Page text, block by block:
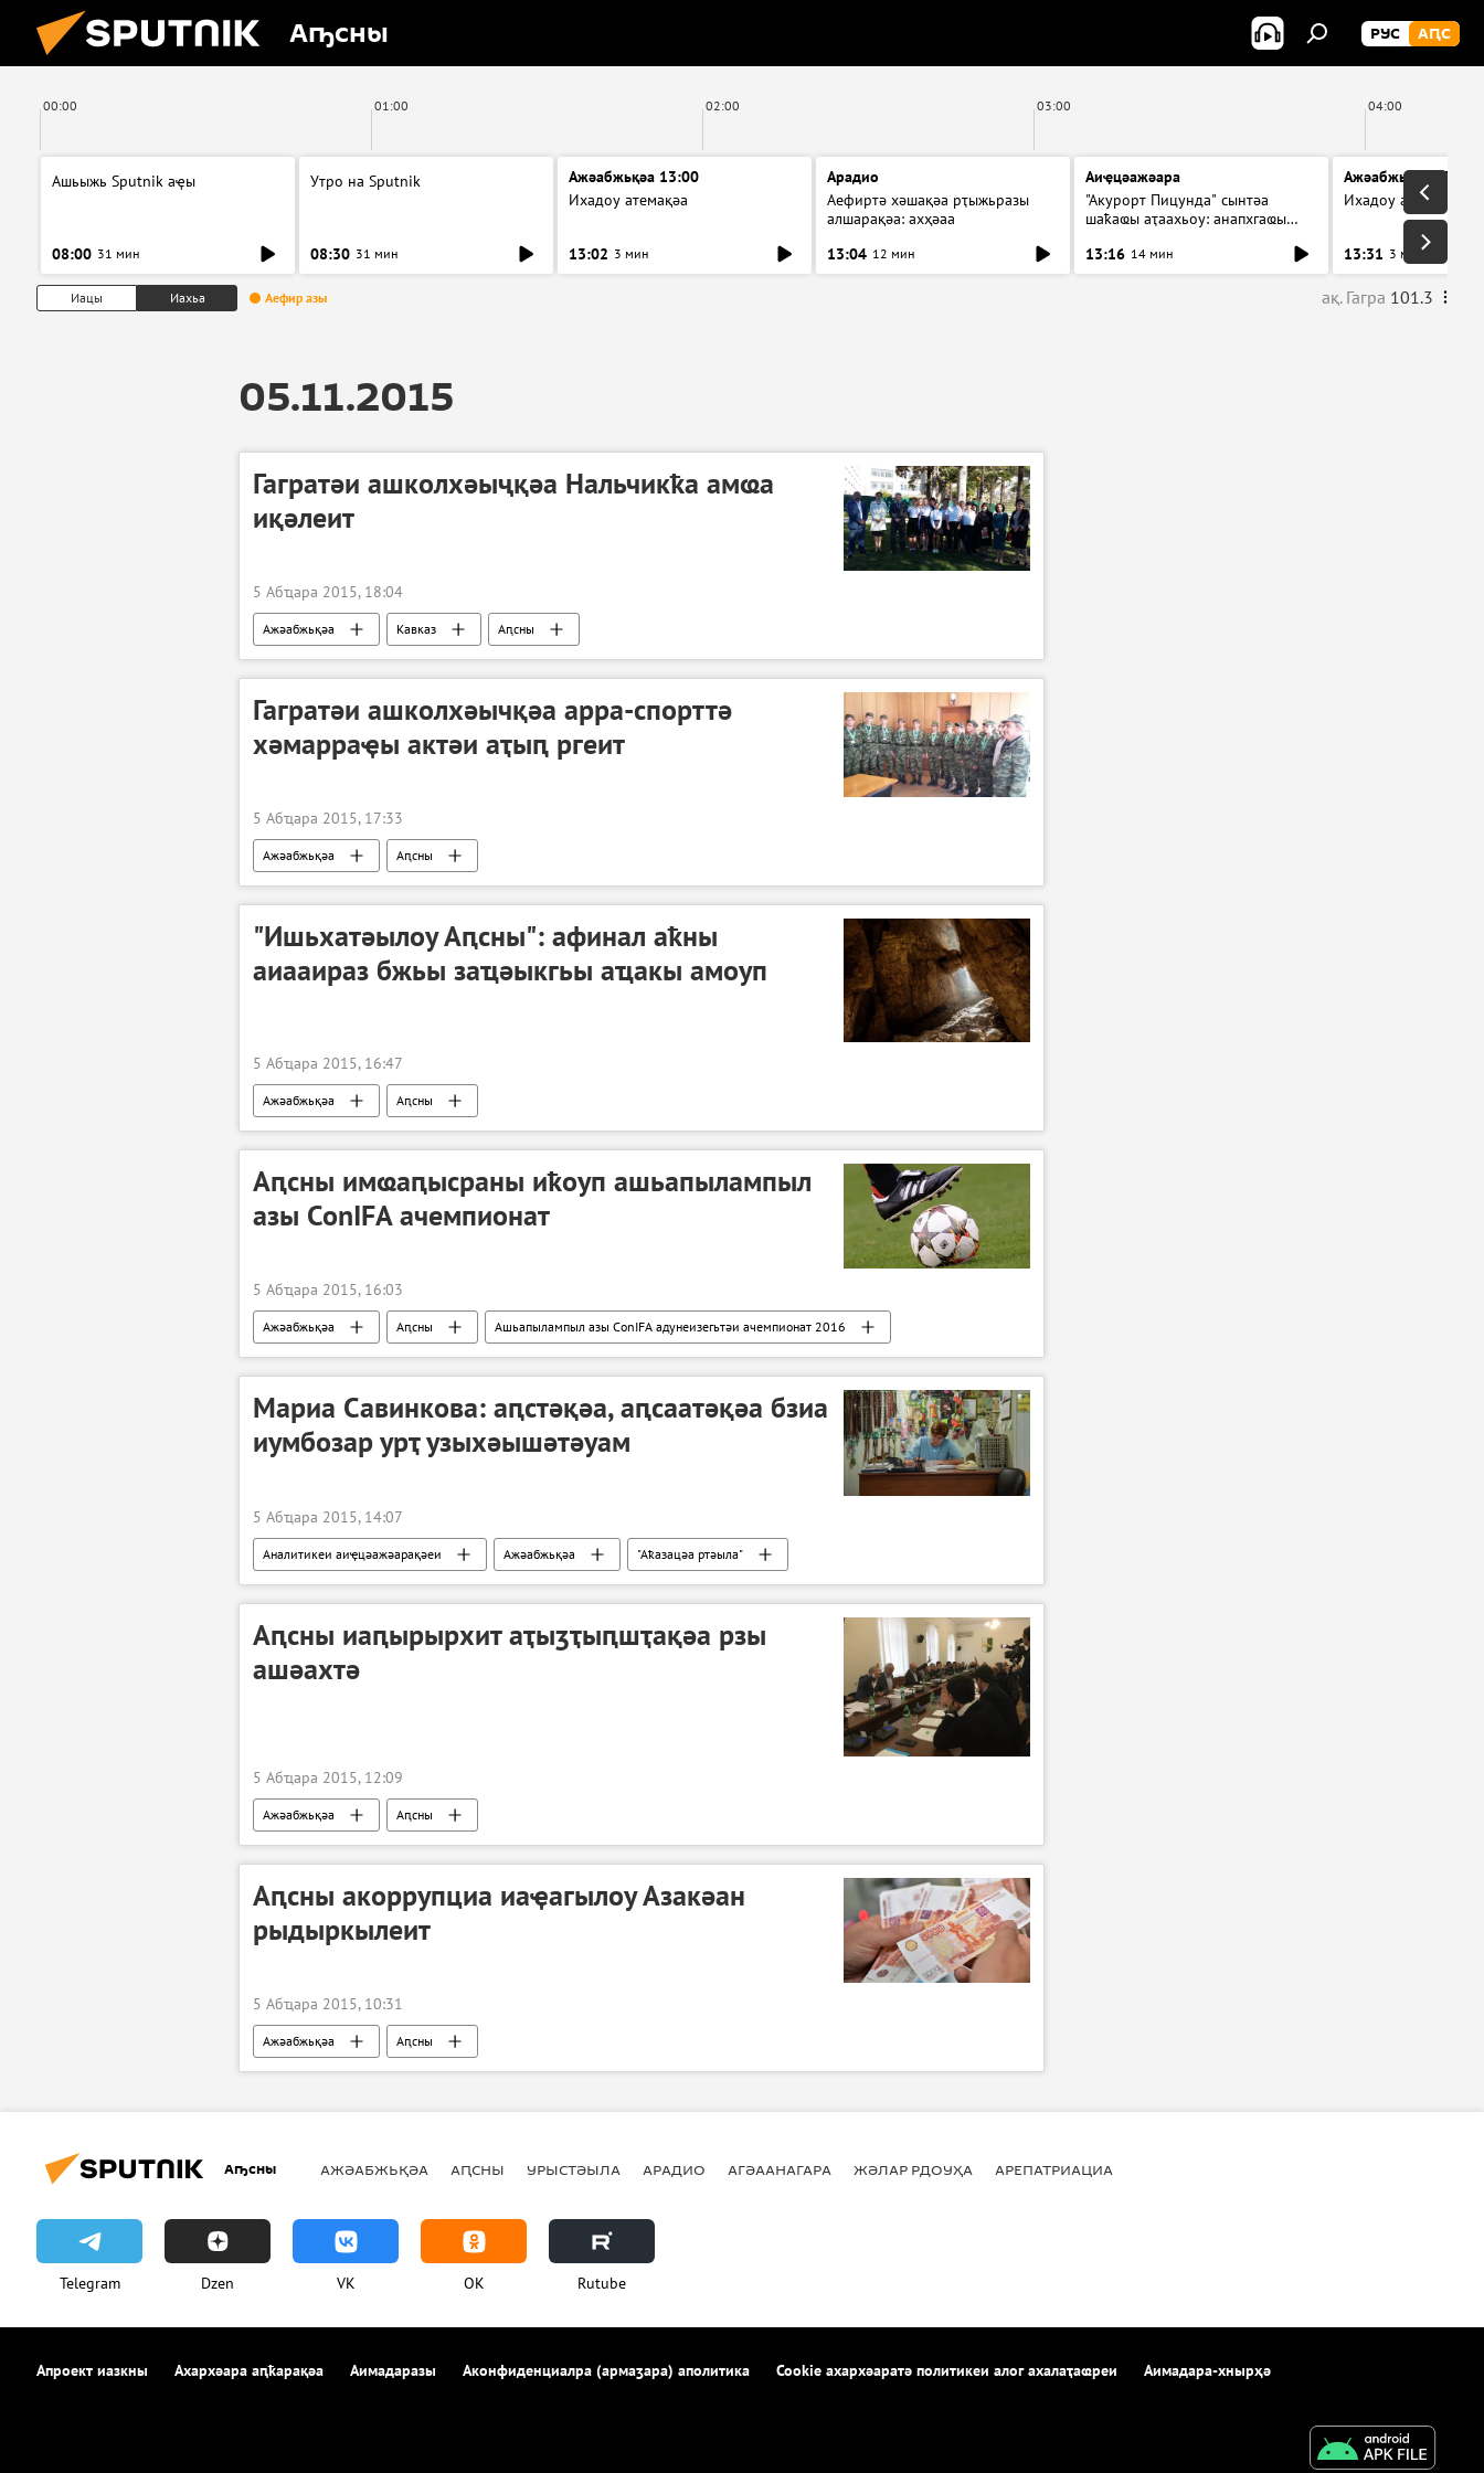
Аҧсны РУС АԤС
00:00 01:00 02:00 03:00 04:00
Ашьыжь Sputnik аҿы
08:00 31 мин
Утро на Sputnik
08:30 31 мин
Ажәабжьқәа 13:00
Ихадоу атемақәа
13:02 3 мин
Арадио
Аефиртә хәшақәа рҭыжьразы
алшарақәа: ахҳәаа
13:04 12 мин
Аиҿцәажәара
"Акурорт Пицунда" сынтәа
шаҟаҩы аҭаахьоу: анапхгаҩы
13:16 14 мин
Ажәабжьқәа 13:30
Ихадоу атемақәа
13:31 3 мин
Иацы Иахьа Аефир азы ақ. Гагра 101.3
05.11.2015
Гагратәи ашколхәыҷқәа Нальчикҟа амҩа
иқәлеит
5 Абҵара 2015, 18:04
Ажәабжьқәа Кавказ Аԥсны
Гагратәи ашколхәычқәа арра-спорттә
хәмарраҿы актәи аҭыԥ ргеит
5 Абҵара 2015, 17:33
Ажәабжьқәа Аԥсны
"Ишьхатәылоу Аԥсны": афинал аҟны
аиааираз бжьы заҵәыкгьы аҵакы амоуп
5 Абҵара 2015, 16:47
Ажәабжьқәа Аԥсны
Аԥсны имҩаԥысраны иҟоуп ашьапылампыл
азы ConIFA ачемпионат
5 Абҵара 2015, 16:03
Ажәабжьқәа Аԥсны Ашьапылампыл азы ConIFA адунеизегьтәи ачемпионат 2016
Мариа Савинкова: аԥстәқәа, аԥсаатәқәа бзиа
иумбозар урҭ узыхәышәтәуам
5 Абҵара 2015, 14:07
Аналитикеи аиҿцәажәарақәеи Ажәабжьқәа "Аҟазацәа ртәыла"
Аԥсны иаԥырырхит аҭыӡҭыԥшҭақәа рзы
ашәахтә
5 Абҵара 2015, 12:09
Ажәабжьқәа Аԥсны
Аԥсны акоррупциа иаҿагылоу Азакәан
рыдыркылеит
5 Абҵара 2015, 10:31
Ажәабжьқәа Аԥсны
Аҧсны АЖӘАБЖЬҚӘА АԤСНЫ УРЫСТӘЫЛА АРАДИО АГӘААНАГАРА ЖӘЛАР РДОУҲА АРЕПАТРИАЦИА
Telegram Dzen VK OK Rutube
Апроект иазкны Ахархәара аԥҟарақәа Аимадаразы Аконфиденциалра (армаӡара) аполитика Cookie ахархәаратә политикеи алог ахалаҭаҩреи Аимадара-хнырҳә